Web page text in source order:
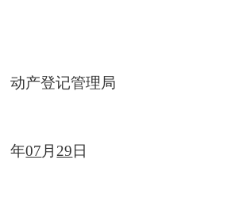
动产登记管理局
年07月29 日